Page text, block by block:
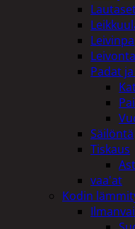
Leivonta
Padat
Säilöntä
Tiskaus
vaa'at
Kodin